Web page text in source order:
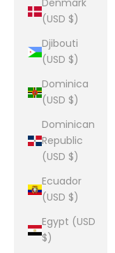
Denmark
(USD $)
Djibouti
(USD $)
Dominica
(USD $)
Dominican
Republic
(USD $)
Ecuador
(USD $)
Egypt (USD
$)